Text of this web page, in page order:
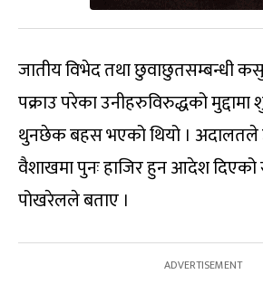
जातीय विभेद तथा छुवाछुतसम्बन्धी
पक्राउ परेका उनीहरुविरुद्धको
थुनछेक बहस भएको थियो । अदालतले
वैशाखमा पुनः हाजिर हुन आदेश दिएको
पोखरेलले बताए ।